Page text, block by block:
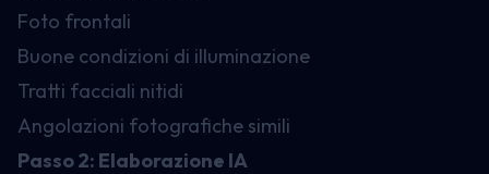
Foto frontali
Buone condizioni di illuminazione
Tratti facciali nitidi
Angolazioni fotografiche simili
Passo 2: Elaborazione IA